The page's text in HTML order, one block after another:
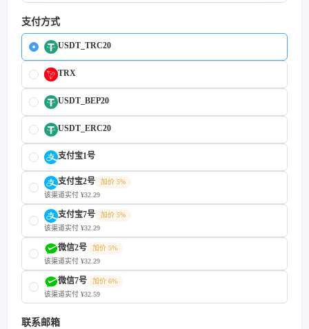
支付方式
USDT_TRC20
TRX
USDT_BEP20
USDT_ERC20
支付宝1号
支付宝2号
加价 5%
该渠道实付 ¥32.29
支付宝7号
加价 5%
该渠道实付 ¥32.29
微信2号
加价 5%
该渠道实付 ¥32.29
微信7号
加价 6%
该渠道实付 ¥32.59
联系邮箱